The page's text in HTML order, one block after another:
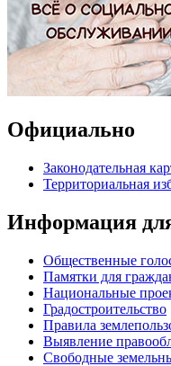
Официально
Законодательная
Территориальная
Информация
Общественные
Памятки для
Национальные
Градостроительство
Правила
Выявление
Свободные